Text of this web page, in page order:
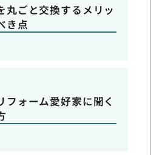
丸ごと交換するメリッ
き点
フォーム愛好家に聞く